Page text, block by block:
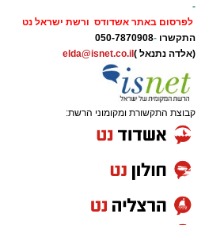
-
לפרסום באתר אשדודס ורשת ישראל נט
התקשרו -
050-7870908
(אלדה נתנאל ) elda@isnet.co.il
קבוצת התקשורת ומקומוני הרשת: